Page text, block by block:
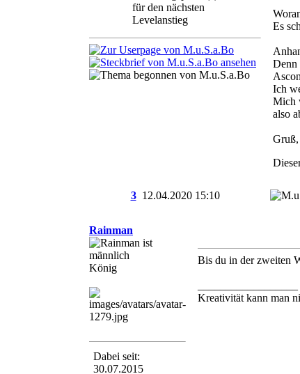
Es
Denn
Ich
Mich
also
Gruß,
3 12.04.2020 15:10
Rainman
König
Dabei seit:
30.07.2015
Bis du in der zweiten
Kreativität kann man